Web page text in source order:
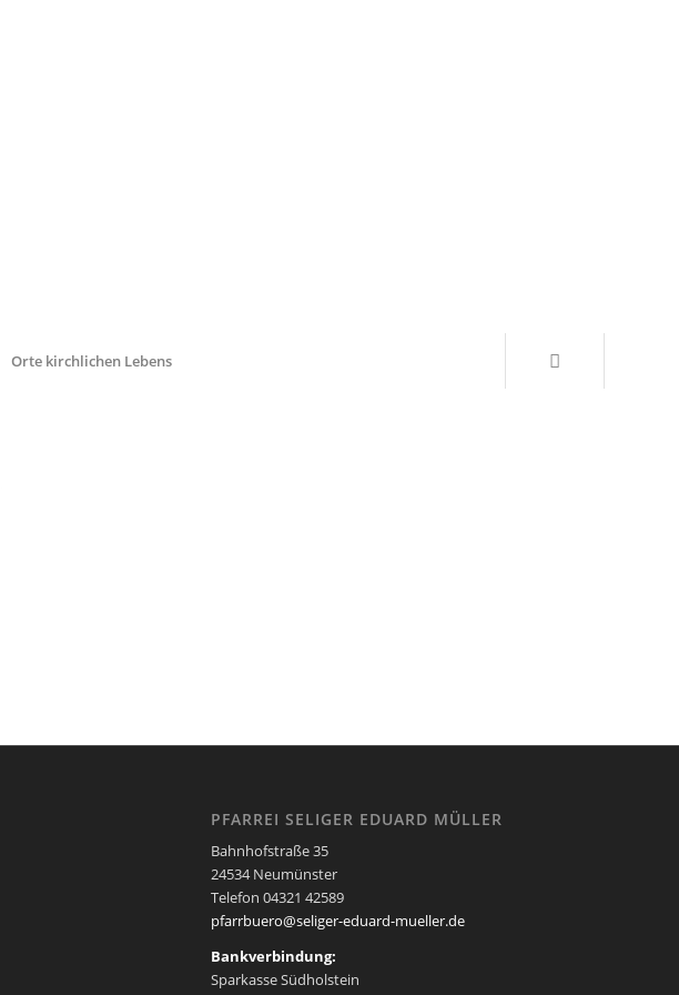
Orte kirchlichen Lebens
PFARREI SELIGER EDUARD MÜLLER
Bahnhofstraße 35
24534 Neumünster
Telefon 04321 42589
pfarrbuero@seliger-eduard-mueller.de
Bankverbindung:
Sparkasse Südholstein